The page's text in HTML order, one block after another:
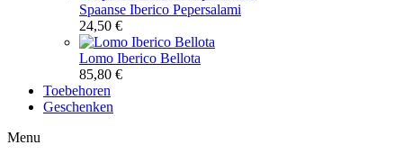
Spaanse Iberico Pepersalami
24,50 €
Lomo Iberico Bellota
85,80 €
Toebehoren
Geschenken
Menu